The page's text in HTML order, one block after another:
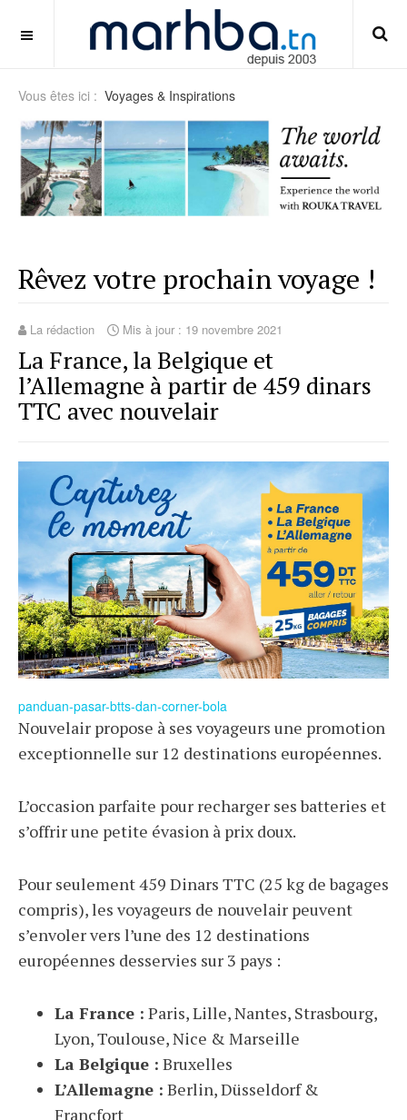
panduan-bertaruh-dengan-anggaran-mingguan
OFF CANVAS
Vous êtes ici : Voyages & Inspirations
Rêvez votre prochain voyage !
La rédaction Mis à jour : 19 novembre 2021
La France, la Belgique et
l’Allemagne à partir de 459 dinars
TTC avec nouvelair
panduan-pasar-btts-dan-corner-bola
Nouvelair propose à ses voyageurs une promotion
exceptionnelle sur 12 destinations européennes.
L’occasion parfaite pour recharger ses batteries et
s’offrir une petite évasion à prix doux.
Pour seulement 459 Dinars TTC (25 kg de bagages
compris), les voyageurs de nouvelair peuvent
s’envoler vers l’une des 12 destinations
européennes desservies sur 3 pays :
La France : Paris, Lille, Nantes, Strasbourg,
Lyon, Toulouse, Nice & Marseille
La Belgique : Bruxelles
L’Allemagne : Berlin, Düsseldorf &
Francfort